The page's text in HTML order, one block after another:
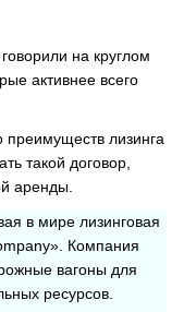
на круглом
активнее всего
лизинга
такой договор,
аренды.
в мире лизинговая
Компания
вагоны для
ресурсов.